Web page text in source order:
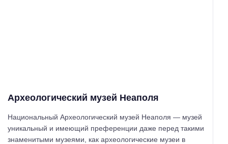
Археологический музей Неаполя
Национальный Археологический музей Неаполя — музей
уникальный и имеющий преференции даже перед такими
знаменитыми музеями, как археологические музеи в